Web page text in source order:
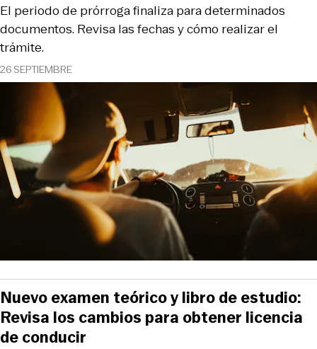
26 SEPTIEMBRE
El periodo de prórroga finaliza para determinados
documentos. Revisa las fechas y cómo realizar el
trámite.
Nuevo examen teórico y libro de estudio:
Revisa los cambios para obtener licencia
de conducir